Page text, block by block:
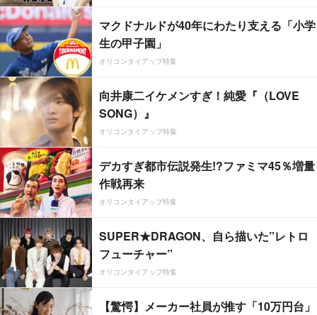
マクドナルドが40年にわたり支える「小学
生の甲子園」
オリコンタイアップ特集
向井康二イケメンすぎ！純愛『（LOVE
SONG）』
オリコンタイアップ特集
デカすぎ都市伝説発生!?ファミマ45％増量
作戦再来
オリコンタイアップ特集
SUPER★DRAGON、自ら描いた”レトロ
フューチャー”
オリコンタイアップ特集
【驚愕】メーカー社員が推す「10万円台」